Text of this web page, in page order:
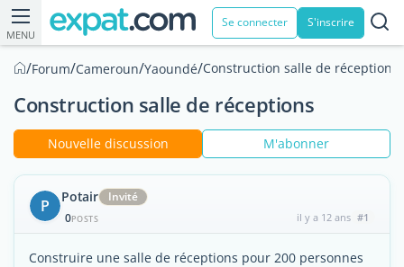
MENU
Se connecter S'inscrire
/Forum/Cameroun/Yaoundé/Construction salle de réceptions
Construction salle de réceptions
Nouvelle discussion M'abonner
P Potair
Invité
0POSTS il y a 12 ans #1
Construire une salle de réceptions pour 200 personnes